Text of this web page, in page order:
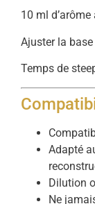
10 ml
Ajuster la
Temps de
Adapté
Dilution
Ne